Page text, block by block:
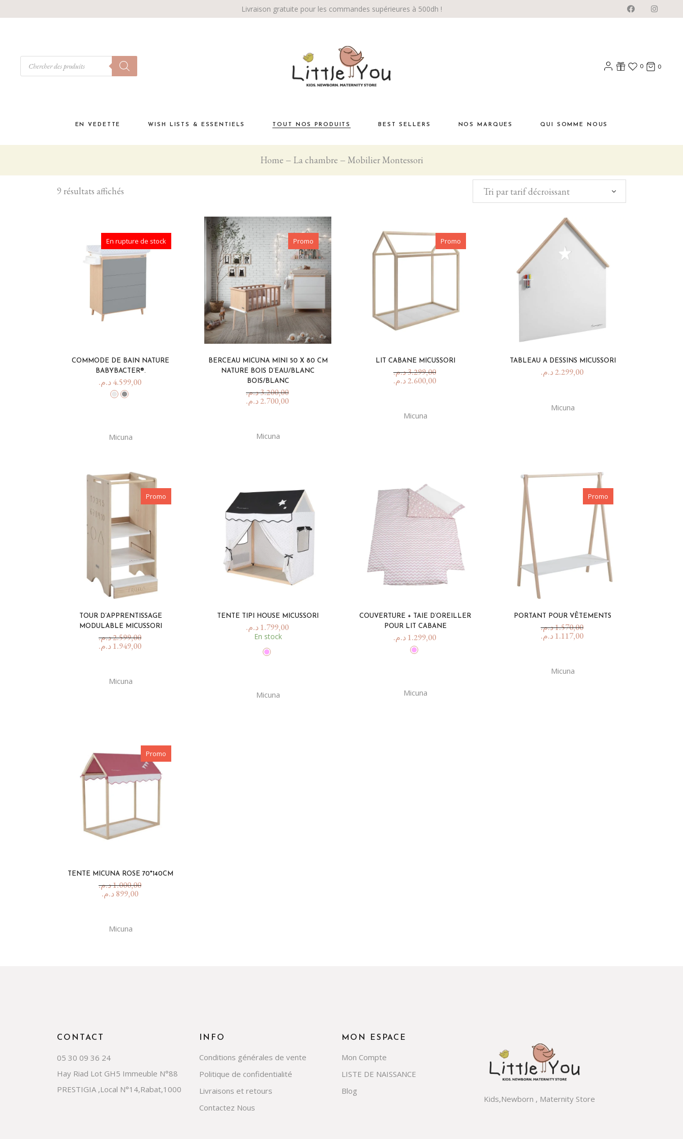
Livraison gratuite pour les commandes supérieures à 500dh !
0 0
EN VEDETTE WISH LISTS & ESSENTIELS
Coffrets cadeaux
Happy 1 Year List
TOUT NOS PRODUITS
Habiller bébé
Bébé marche!
Jouets 1 an et +
Pour Maman
Balade en poussette
Biberons et tétines
Diversification alimentaire
Nourrir bébé
Sécurité
En voiture!
Toilette & soins
BEST SELLERS NOS MARQUES QUI SOMME NOUS
Home La chambre Mobilier Montessori
9 résultats affichés Tri par tarif décroissant
En rupture de stock
COMMODE DE BAIN NATURE
BABYBACTER®.
4.599,00 د.م.
Micuna
Promo
BERCEAU MICUNA MINI 50 X 80 CM
NATURE BOIS D’EAU/BLANC
BOIS/BLANC
3.200,00د.م.
2.700,00د.م.
Micuna
Promo
LIT CABANE MICUSSORI
3.299,00د.م.
2.600,00د.م.
Micuna
TABLEAU A DESSINS MICUSSORI
2.299,00د.م.
Micuna
Promo
TOUR D’APPRENTISSAGE
MODULABLE MICUSSORI
2.599,00د.م.
1.949,00 د.م.
Micuna
TENTE TIPI HOUSE MICUSSORI
1.799,00 د.م.
En stock
Micuna
COUVERTURE + TAIE D’OREILLER
POUR LIT CABANE
1.299,00 د.م.
Micuna
Promo
PORTANT POUR VÊTEMENTS
1.570,00د.م.
1.117,00 د.م.
Micuna
Promo
TENTE MICUNA ROSE 70*140CM
1.000,00د.م.
899,00 د.م.
Micuna
CONTACT
05 30 09 36 24
Hay Riad Lot GH5 Immeuble N°88
PRESTIGIA ,Local N°14,Rabat,1000
INFO
Conditions générales de vente
Politique de confidentialité
Livraisons et retours
Contactez Nous
MON ESPACE
Mon Compte
LISTE DE NAISSANCE
Blog
Kids,Newborn , Maternity Store